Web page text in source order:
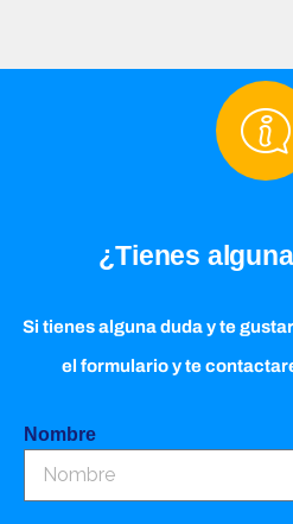
¿Tienes
Si tienes alguna duda y te
el formulario y te
Nombre